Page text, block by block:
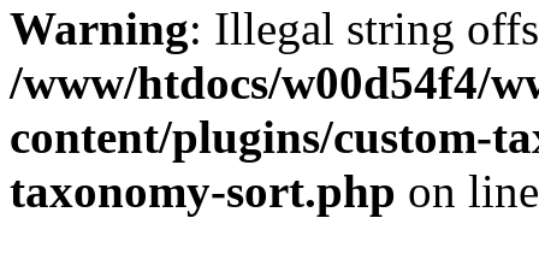
Warning: Illegal string
/www/htdocs/w00d54f4/
content/plugins/custom-
taxonomy-sort.php on